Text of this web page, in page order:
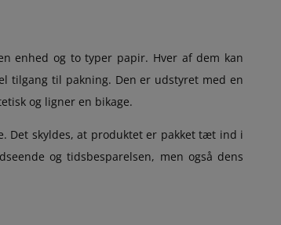
enhed og to typer papir. Hver af dem kan
tilgang til pakning. Den er udstyret med en
og ligner en bikage.
Det skyldes, at produktet er pakket tæt ind i
og tidsbesparelsen, men også dens